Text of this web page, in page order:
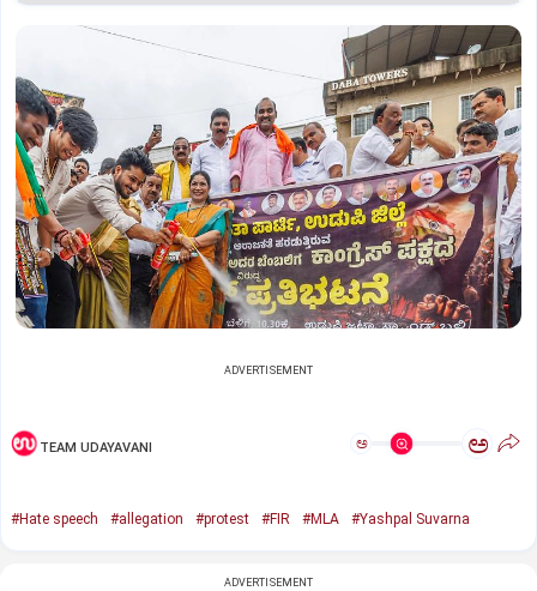
ADVERTISEMENT
TEAM UDAYAVANI ಅ ಅ
#Hate speech #allegation #protest #FIR #MLA #Yashpal Suvarna
ADVERTISEMENT